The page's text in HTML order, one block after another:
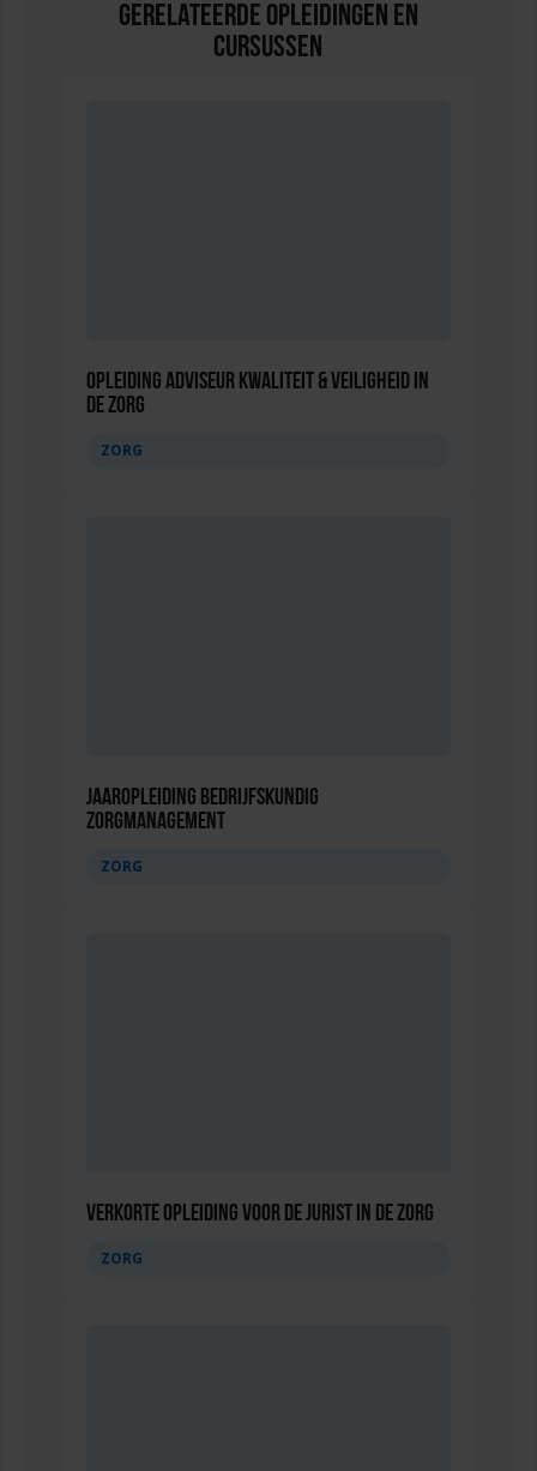
Gerelateerde Opleidingen en
Cursussen
Opleiding Adviseur Kwaliteit & Veiligheid in
de zorg
ZORG
Jaaropleiding Bedrijfskundig
Zorgmanagement
ZORG
Verkorte opleiding voor de Jurist in de Zorg
ZORG